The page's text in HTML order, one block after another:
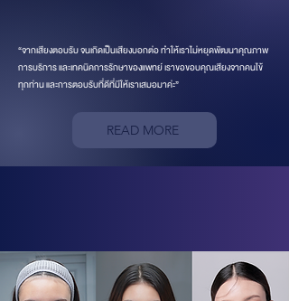
“จากเสียงตอบรับ จนเกิดเป็นเสียงบอกต่อ ทำให้เราไม่หยุดพัฒนาคุณภาพ
การบริการ และเทคนิคการรักษาของแพทย์ เราขอขอบคุณเสียงจากคนไข้
ทุกท่าน และการตอบรับที่ดีที่มีให้เราเสมอมาค่ะ”
READ MORE